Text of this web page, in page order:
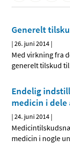
Generelt
|26. juni 2014 |
Med virkning fra
generelt tilskud
Endelig
medicin i dele
|24. juni 2014 |
medicin i nogle